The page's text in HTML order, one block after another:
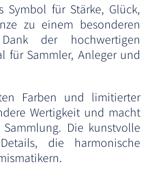
für Stärke, Glück,
zu einem besonderen
der hochwertigen
für Sammler, Anleger und
Farben und limitierter
Wertigkeit und macht
Die kunstvolle
die harmonische